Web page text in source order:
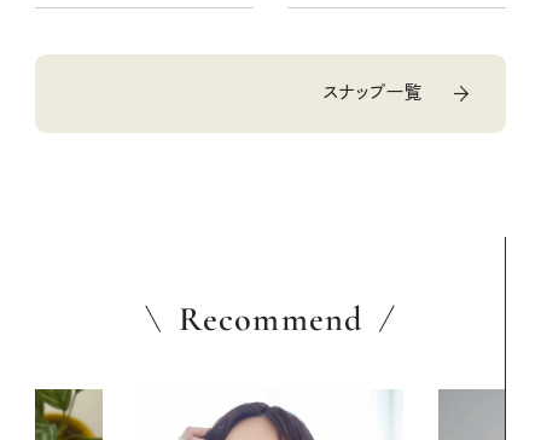
スナップ一覧
Recommend